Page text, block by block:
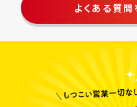
よくある質問